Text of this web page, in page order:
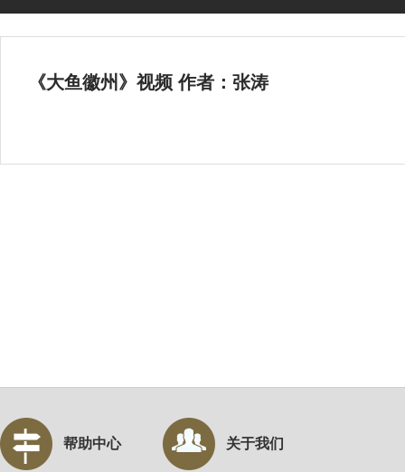
《大鱼徽州》视频 作者：张涛
帮助中心 关于我们